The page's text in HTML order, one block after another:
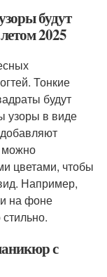
будут
2025
Тонкие
будут
узоры в виде
можно
цветами, чтобы
Например,
на фоне
с